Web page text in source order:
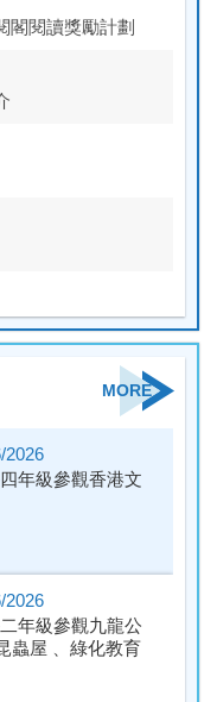
閣閱讀獎勵計劃
MORE
2026
年級參觀香港文
2026
年級參觀九龍公
蟲屋 、綠化教育